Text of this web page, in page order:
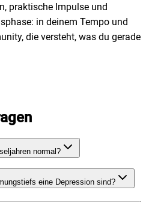
praktische Impulse und
in deinem Tempo und
die versteht, was du gerade
normal?
eine Depression sind?